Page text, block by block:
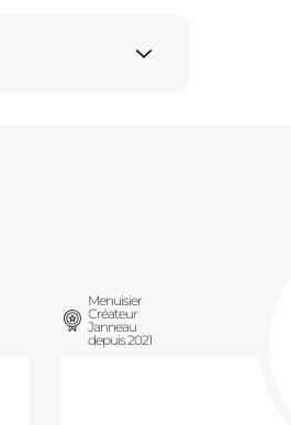
Menuisier
Créateur
Janneau
depuis 2021